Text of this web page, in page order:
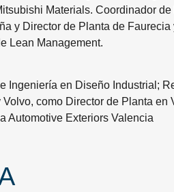
Materials. Coordinador
y Director de Planta de
Lean Management.
Ingeniería en Diseño Industrial;
como Director de Planta
Automotive Exteriors Valencia